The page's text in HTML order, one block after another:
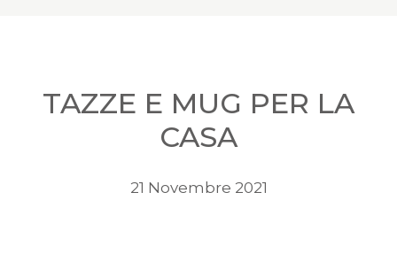
TAZZE E MUG PER LA
CASA
21 Novembre 2021